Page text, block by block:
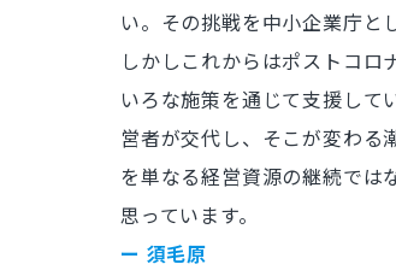
い。その挑戦を中小企業庁と
しかしこれからはポストコ
いろな施策を通じて支援して
営者が交代し、そこが変わる
を単なる経営資源の継続では
思っています。
ー 須毛原